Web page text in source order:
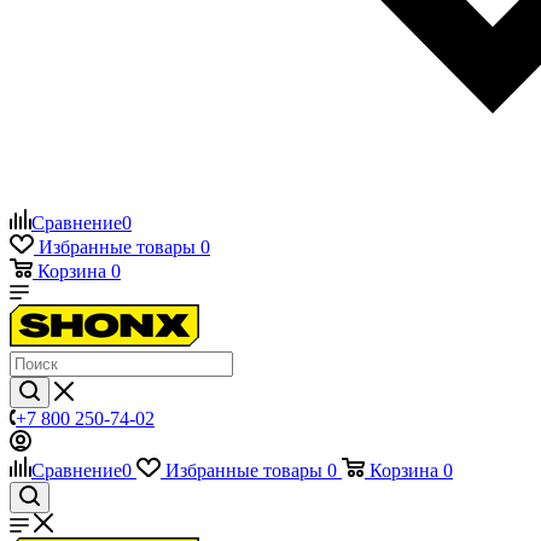
Сравнение0
Избранные товары 0
Корзина 0
+7 800 250-74-02
Сравнение0 Избранные товары 0 Корзина 0